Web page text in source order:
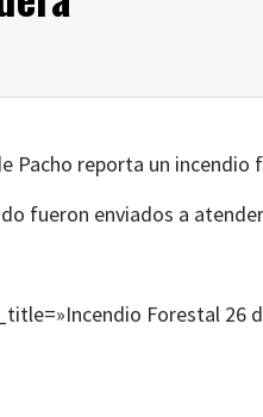
Pacho reporta un incendio
fueron enviados a
Forestal 26